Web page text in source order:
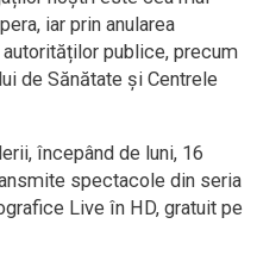
iar prin anularea
publice, precum
de Sănătate și Centrele
începând de luni, 16
spectacole din seria
Live în HD, gratuit pe